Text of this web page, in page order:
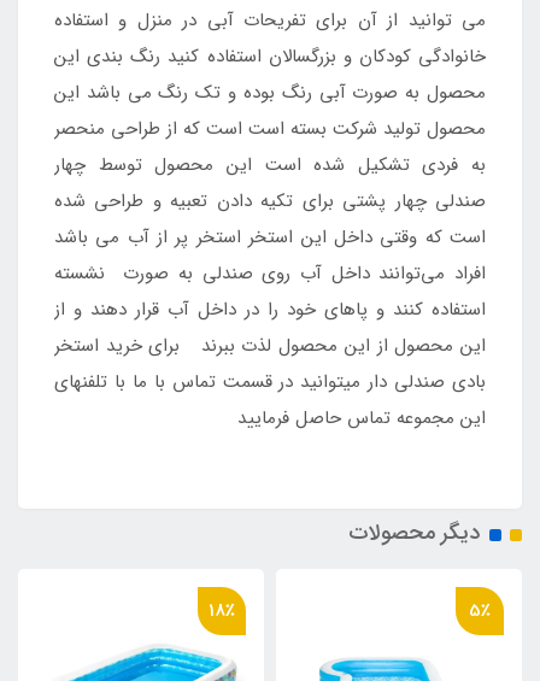
می توانید از آن برای تفریحات آبی در منزل و استفاده
خانوادگی کودکان و بزرگسالان استفاده کنید رنگ بندی این
محصول به صورت آبی رنگ بوده و تک رنگ می باشد این
محصول تولید شرکت بسته است است که از طراحی منحصر
به فردی تشکیل شده است این محصول توسط چهار
صندلی چهار پشتی برای تکیه دادن تعبیه و طراحی شده
است که وقتی داخل این استخر استخر پر از آب می باشد
افراد می‌توانند داخل آب روی صندلی به صورت نشسته
استفاده کنند و پاهای خود را در داخل آب قرار دهند و از
این محصول از این محصول لذت ببرند برای خرید استخر
بادی صندلی دار میتوانید در قسمت تماس با ما با تلفنهای
این مجموعه تماس حاصل فرمایید
دیگر محصولات
5٪ 18٪